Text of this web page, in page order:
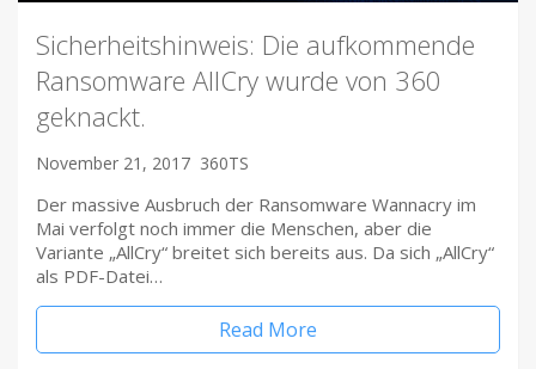
Sicherheitshinweis: Die aufkommende
Ransomware AllCry wurde von 360
geknackt.
November 21, 2017 360TS
Der massive Ausbruch der Ransomware Wannacry im
Mai verfolgt noch immer die Menschen, aber die
Variante „AllCry“ breitet sich bereits aus. Da sich „AllCry“
als PDF-Datei…
Read More